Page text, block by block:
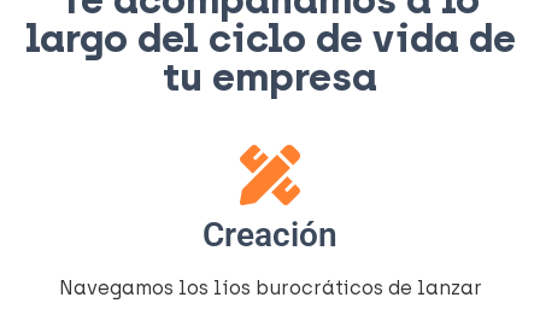
largo del ciclo de vida de
tu empresa
Creación
Navegamos los líos burocráticos de lanzar